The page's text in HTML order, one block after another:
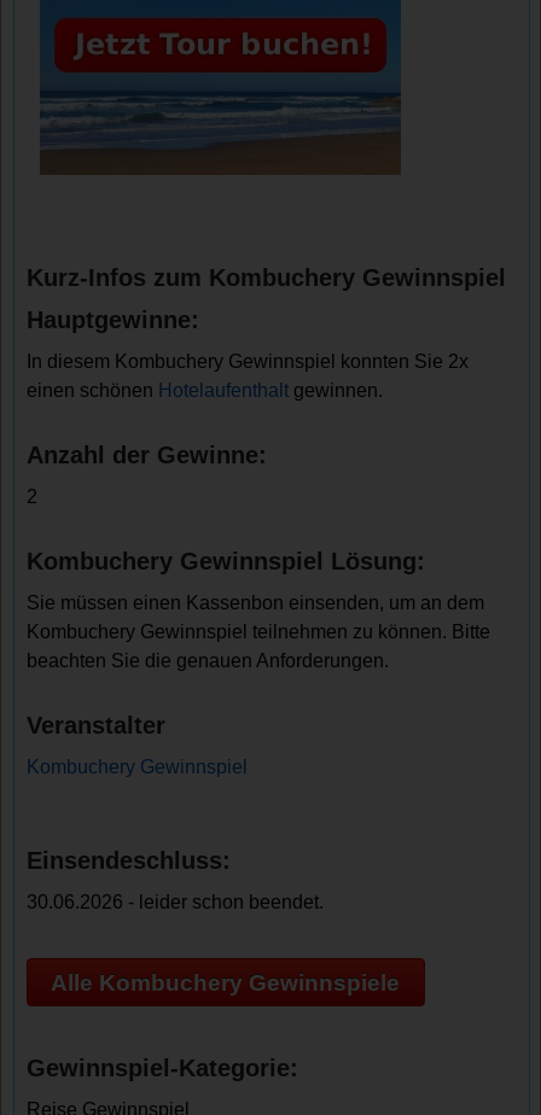
Kurz-Infos zum Kombuchery Gewinnspiel
Hauptgewinne:
In diesem Kombuchery Gewinnspiel konnten Sie 2x
einen schönen Hotelaufenthalt gewinnen.
Anzahl der Gewinne:
2
Kombuchery Gewinnspiel Lösung:
Sie müssen einen Kassenbon einsenden, um an dem
Kombuchery Gewinnspiel teilnehmen zu können. Bitte
beachten Sie die genauen Anforderungen.
Veranstalter
Kombuchery Gewinnspiel
Einsendeschluss:
30.06.2026 - leider schon beendet.
Alle Kombuchery Gewinnspiele
Gewinnspiel-Kategorie:
Reise Gewinnspiel